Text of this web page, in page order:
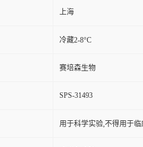
上海
冷藏2-8°C
赛培森生物
SPS-31493
用于科学实验,不得用于临